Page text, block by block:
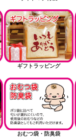
ギフトラッピング
おむつ袋・防臭袋